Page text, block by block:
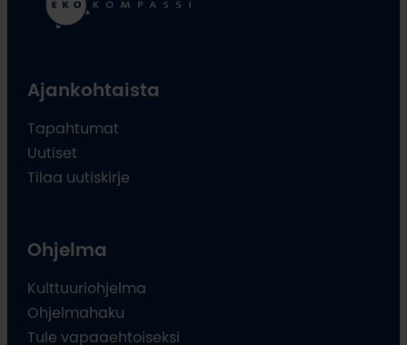
Ajankohtaista
Tapahtumat
Uutiset
Tilaa uutiskirje
Ohjelma
Kulttuuriohjelma
Ohjelmahaku
Tule vapaaehtoiseksi